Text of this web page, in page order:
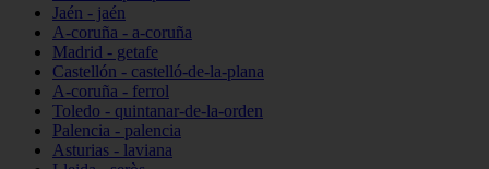
Jaén - jaén
A-coruña - a-coruña
Madrid - getafe
Castellón - castelló-de-la-plana
A-coruña - ferrol
Toledo - quintanar-de-la-orden
Palencia - palencia
Asturias - laviana